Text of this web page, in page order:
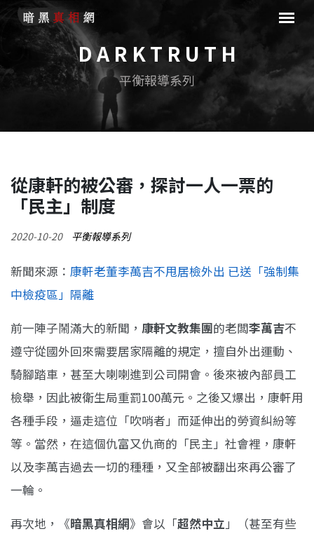
D A R K T R U T H
平衡報導系列
從康軒的被公審，探討一人一票的
「民主」制度
2020-10-20 平衡報導系列
新聞來源： 康軒老董李萬吉不甩居檢外出 已送「強制集
中檢疫區」隔離
前一陣子鬧滿大的新聞， 康軒文教集團的老闆李萬吉不
遵守從國外回來需要居家隔離的規定，擅自外出運動、
騎腳踏車，甚至大喇喇進到公司開會。後來被內部員工
檢舉，因此被衛生局重罰100萬元。之後又爆出，康軒用
各種手段，逼走這位「吹哨者」而延伸出的勞資糾紛等
等。當然，在這個仇富又仇商的「民主」社會裡，康軒
以及李萬吉過去一切的種種，又全部被翻出來再公審了
一輪。
再次地，《暗黑真相網》會以「超然中立」（甚至有些